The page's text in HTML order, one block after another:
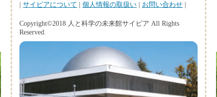
|サイピアについて |個人情報の取扱い | お問い合わせ |
Copyright©2018 人と科学の未来館サイピア All Rights
Reserved.